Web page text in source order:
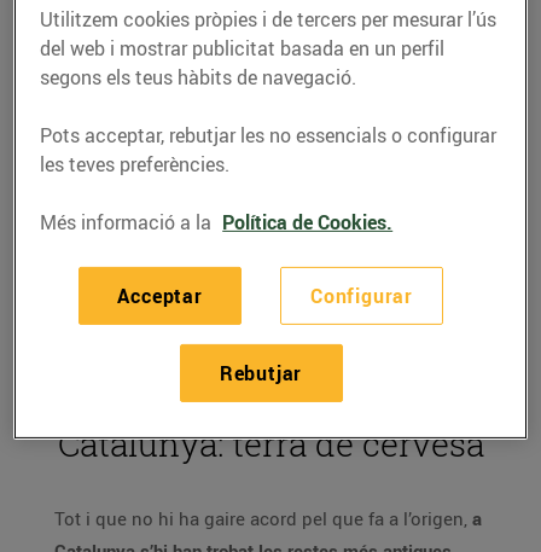
d’anys en el temps. I és que
aquesta beguda tant de moda
té una llarga història al darrere
05/de novembre/2019
La cervesa està de moda.Al mercat podem trobar-hi
Però sabies que per trobar els orígens d’aquesta
beguda ens hem de remuntar milers d’anys enrere
Catalunya: terra de cervesa
Tot i que no hi ha gaire acord pel que fa a l’origen, a
Utilitzem cookies pròpies i de tercers per mesurar l’ús
del web i mostrar publicitat basada en un perfil
segons els teus hàbits de navegació.
Pots acceptar, rebutjar les no essencials o configurar
les teves preferències.
Més informació a la Política de Cookies.
Configurar
Rebutjar
Acceptar